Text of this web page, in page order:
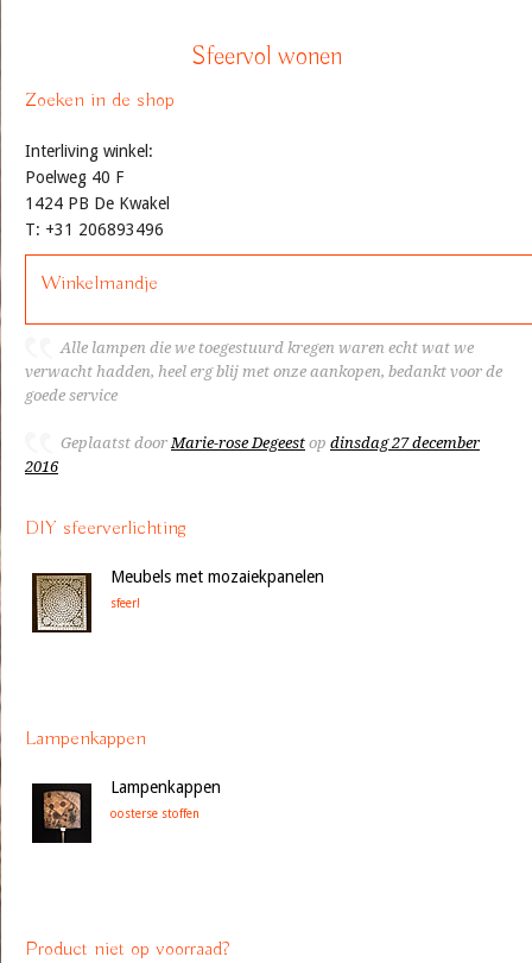
Sfeervol wonen
Zoeken in de shop
Interliving winkel:
Poelweg 40 F
1424 PB De Kwakel
T: +31 206893496
Winkelmandje
Alle lampen die we toegestuurd kregen waren echt wat we
verwacht hadden, heel erg blij met onze aankopen, bedankt voor de
goede service
Geplaatst doorMarie-rose Degeest op dinsdag 27 december
2016
DIY sfeerverlichting
Meubels met mozaiekpanelen
sfeer!
Lampenkappen
Lampenkappen
oosterse stoffen
Product niet op voorraad?